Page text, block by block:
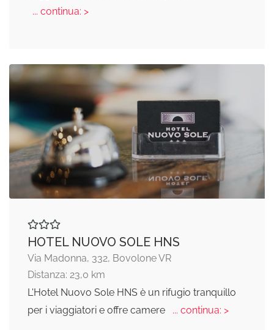
... continua: >
HOTEL NUOVO SOLE HNS
Via Madonna, 332, Bovolone VR
Distanza: 23,0 km
L'Hotel Nuovo Sole HNS è un rifugio tranquillo
per i viaggiatori e offre camere
... continua: >